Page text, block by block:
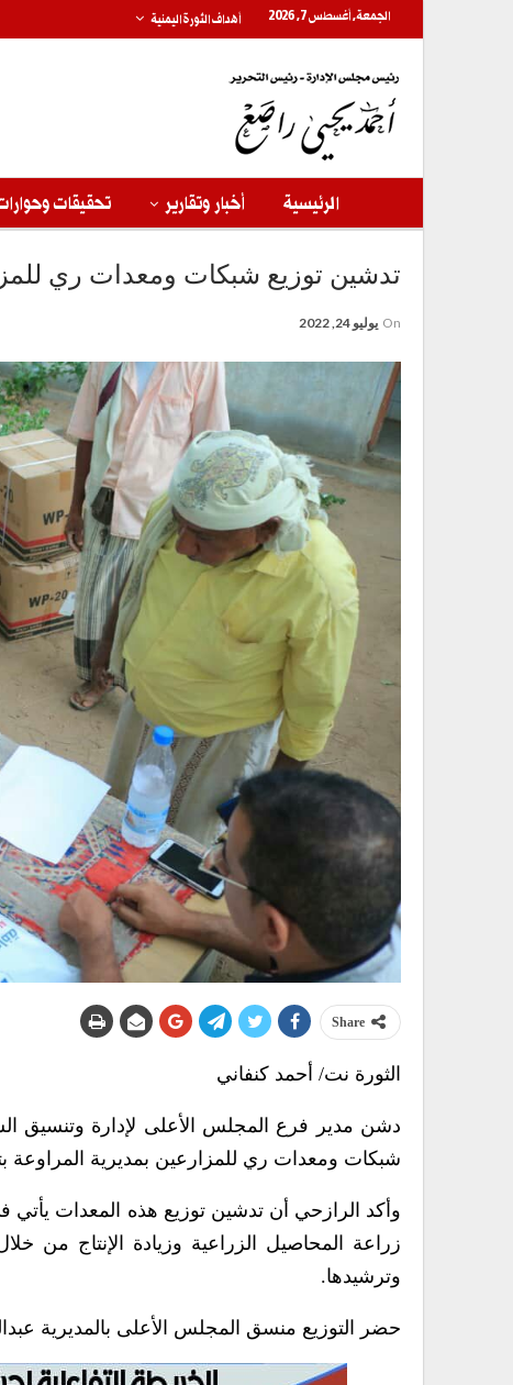
الجمعة, أغسطس 7, 2026 أهداف الثورة اليمنية
الرئيسية أخبار وتقارير تحقيقات
تدشين توزيع شبكات ومعدات ري
On يوليو 24, 2022
Share
الثورة نت/ أحمد كنفاني
دشن مدير فرع المجلس الأعلى لإدارة وتنسيق
شبكات ومعدات ري للمزارعين بمديرية المراوعة
وأكد الرازحي أن تدشين توزيع هذه المعدات
زراعة المحاصيل الزراعية وزيادة الإنتاج من
وترشيدها.
حضر التوزيع منسق المجلس الأعلى بالمديرية